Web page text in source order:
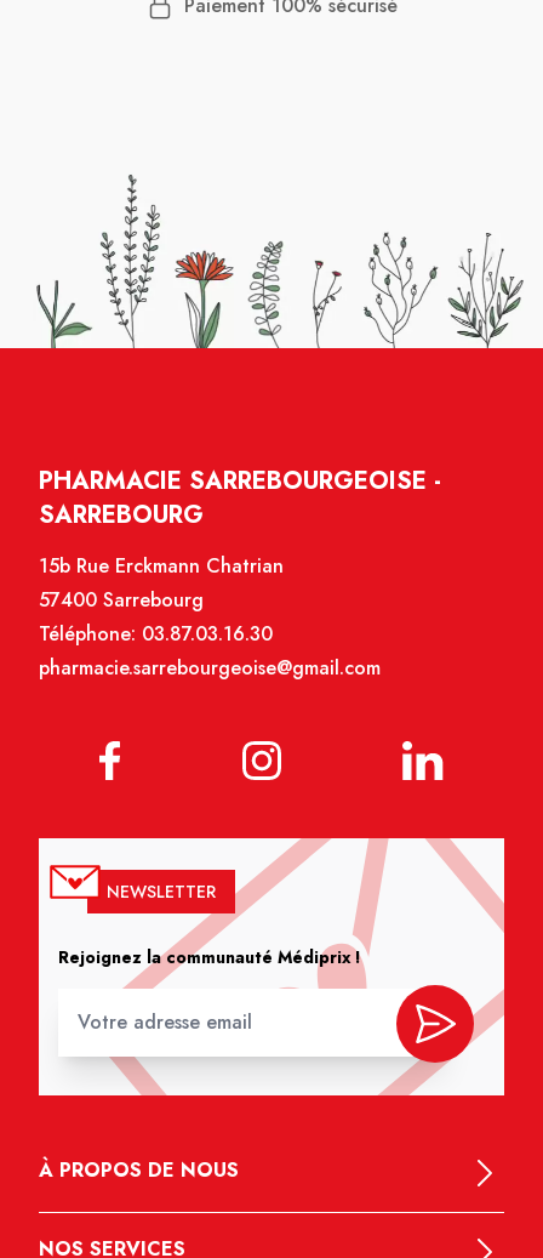
PHARMACIE SARREBOURGEOISE -
SARREBOURG
15b Rue Erckmann Chatrian
57400 Sarrebourg
Téléphone: 03.87.03.16.30
pharmacie.sarrebourgeoise@gmail.com
NEWSLETTER
Rejoignez la communauté Médiprix !
À PROPOS DE NOUS
NOS SERVICES